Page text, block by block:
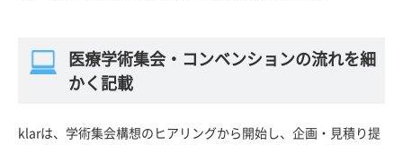
医療学術集会・コンベンションの流れを細
かく記載
klarは、学術集会構想のヒアリングから開始し、企画・見積り提